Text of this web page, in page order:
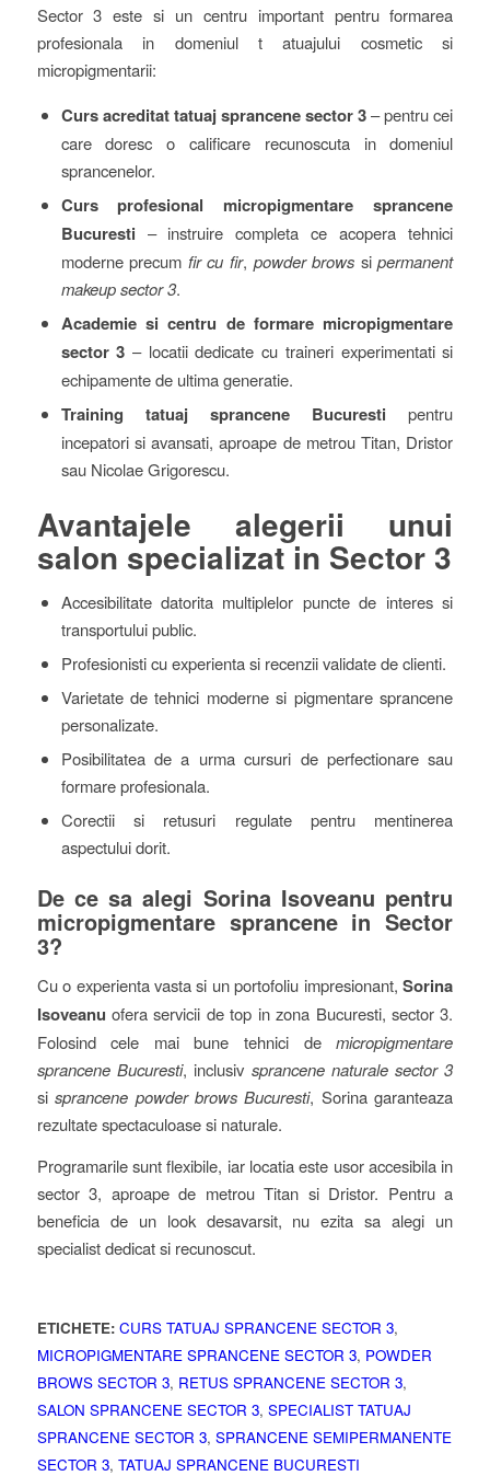
Sector 3 este si un centru important pentru formarea
profesionala in domeniul t atuajului cosmetic si
micropigmentarii:
Curs acreditat tatuaj sprancene sector 3– pentru cei
care doresc o calificare recunoscuta in domeniul
sprancenelor.
Curs profesional micropigmentare sprancene
Bucuresti – instruire completa ce acopera tehnici
moderne precum fir cu fir, powder brows sipermanent
makeup sector 3.
Academie si centru de formare micropigmentare
sector 3 – locatii dedicate cu traineri experimentati si
echipamente de ultima generatie.
Training tatuaj sprancene Bucuresti pentru
incepatori si avansati, aproape de metrou Titan, Dristor
sau Nicolae Grigorescu.
Avantajele alegerii unui
salon specializat in Sector 3
Accesibilitate datorita multiplelor puncte de interes si
transportului public.
Profesionisti cu experienta si recenzii validate de clienti.
Varietate de tehnici moderne si pigmentare sprancene
personalizate.
Posibilitatea de a urma cursuri de perfectionare sau
formare profesionala.
Corectii si retusuri regulate pentru mentinerea
aspectului dorit.
De ce sa alegi Sorina Isoveanu pentru
micropigmentare sprancene in Sector
3?
Cu o experienta vasta si un portofoliu impresionant,Sorina
Isoveanu ofera servicii de top in zona Bucuresti, sector 3.
Folosind cele mai bune tehnici demicropigmentare
sprancene Bucuresti, inclusiv sprancene naturale sector 3
sisprancene powder brows Bucuresti, Sorina garanteaza
rezultate spectaculoase si naturale.
Programarile sunt flexibile, iar locatia este usor accesibila in
sector 3, aproape de metrou Titan si Dristor. Pentru a
beneficia de un look desavarsit, nu ezita sa alegi un
specialist dedicat si recunoscut.
ETICHETE: CURS TATUAJ SPRANCENE SECTOR 3,
MICROPIGMENTARE SPRANCENE SECTOR 3, POWDER
BROWS SECTOR 3, RETUS SPRANCENE SECTOR 3,
SALON SPRANCENE SECTOR 3, SPECIALIST TATUAJ
SPRANCENE SECTOR 3, SPRANCENE SEMIPERMANENTE
SECTOR 3, TATUAJ SPRANCENE BUCURESTI